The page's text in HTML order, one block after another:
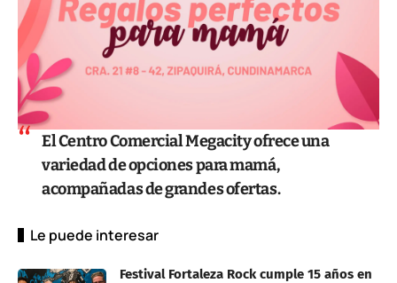
El Centro Comercial Megacity ofrece una
variedad de opciones para mamá,
acompañadas de grandes ofertas.
Le puede interesar
Festival Fortaleza Rock cumple 15 años en